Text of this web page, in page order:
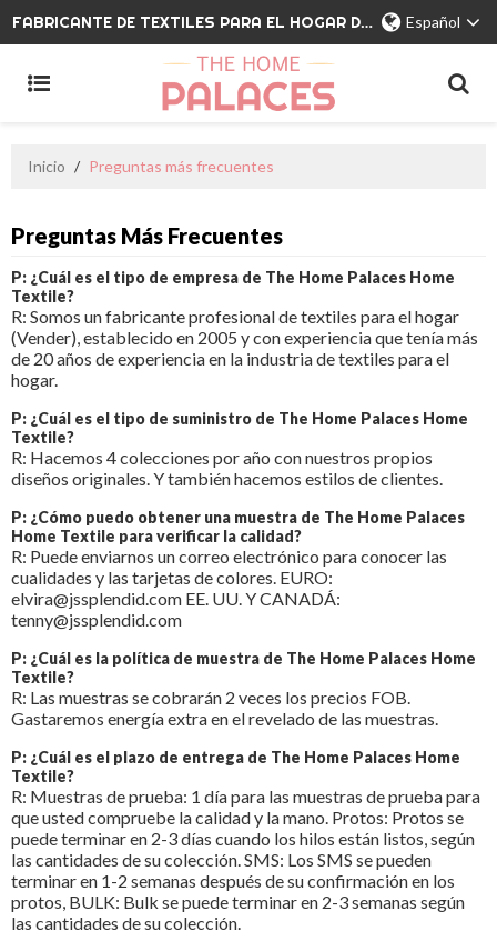
FABRICANTE DE TEXTILES PARA EL HOGAR DE MARCA PRIVADA Español
Inicio / Preguntas más frecuentes
Preguntas Más Frecuentes
P: ¿Cuál es el tipo de empresa de The Home Palaces Home
Textile?
R: Somos un fabricante profesional de textiles para el hogar
(Vender), establecido en 2005 y con experiencia que tenía más
de 20 años de experiencia en la industria de textiles para el
hogar.
P: ¿Cuál es el tipo de suministro de The Home Palaces Home
Textile?
R: Hacemos 4 colecciones por año con nuestros propios
diseños originales. Y también hacemos estilos de clientes.
P: ¿Cómo puedo obtener una muestra de The Home Palaces
Home Textile para verificar la calidad?
R: Puede enviarnos un correo electrónico para conocer las
cualidades y las tarjetas de colores. EURO:
elvira@jssplendid.com EE. UU. Y CANADÁ:
tenny@jssplendid.com
P: ¿Cuál es la política de muestra de The Home Palaces Home
Textile?
R: Las muestras se cobrarán 2 veces los precios FOB.
Gastaremos energía extra en el revelado de las muestras.
P: ¿Cuál es el plazo de entrega de The Home Palaces Home
Textile?
R: Muestras de prueba: 1 día para las muestras de prueba para
que usted compruebe la calidad y la mano. Protos: Protos se
puede terminar en 2-3 días cuando los hilos están listos, según
las cantidades de su colección. SMS: Los SMS se pueden
terminar en 1-2 semanas después de su confirmación en los
protos, BULK: Bulk se puede terminar en 2-3 semanas según
las cantidades de su colección.